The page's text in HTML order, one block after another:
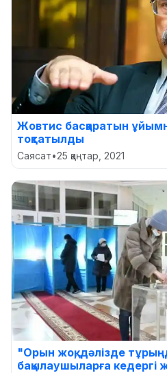
Жовтис басқаратын
тоқтатылды
Саясат•25 қаңтар, 2021
"Орын жоқ, дәлізде
бақылаушыларға кедергі